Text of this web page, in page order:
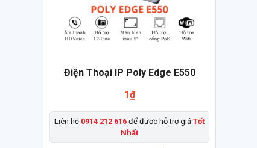
Điện Thoại IP Poly Edge E550
1₫
Liên hệ 0914 212 616 để được hỗ trợ giá Tốt
Nhất